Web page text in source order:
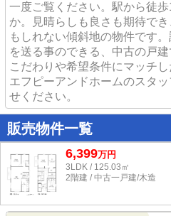
一度ご覧ください。駅から徒
か。見晴らしも良さも期待で
もしれない傾斜地の物件です
を送る事のできる、中古の戸
こだわりや希望条件にマッチ
エフピーアンドホームのスタ
せください。
販売物件一覧
6,399万円
3LDK / 125.03㎡
2階建 / 中古一戸建/木造